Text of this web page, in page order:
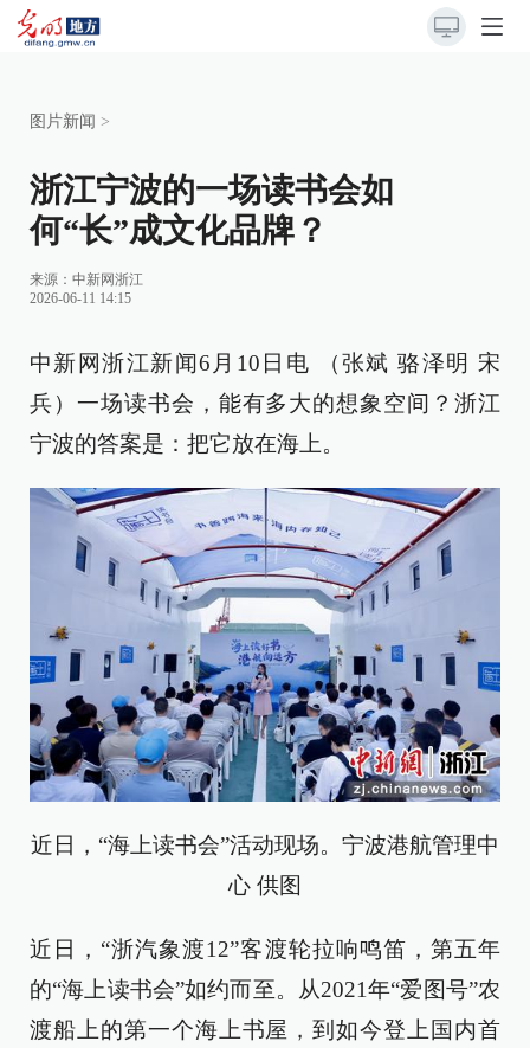
图片新闻 >
浙江宁波的一场读书会如
何“长”成文化品牌？
来源： 中新网浙江
2026-06-11 14:15
中新网浙江新闻6月10日电 （张斌 骆泽明 宋
兵）一场读书会，能有多大的想象空间？浙江
宁波的答案是：把它放在海上。
近日，“海上读书会”活动现场。宁波港航管理中
心 供图
近日，“浙汽象渡12”客渡轮拉响鸣笛，第五年
的“海上读书会”如约而至。从2021年“爱图号”农
渡船上的第一个海上书屋，到如今登上国内首